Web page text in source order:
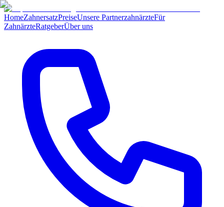
HomeZahnersatzPreiseUnsere PartnerzahnärzteFür
ZahnärzteRatgeberÜber uns